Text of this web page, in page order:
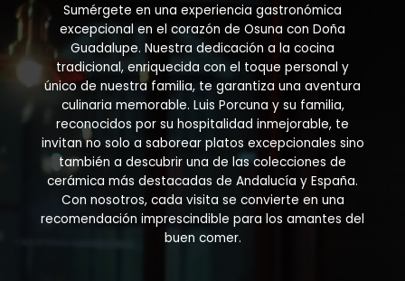
Sumérgete en una experiencia gastronómica
excepcional en el corazón de Osuna con Doña
Guadalupe. Nuestra dedicación a la cocina
tradicional, enriquecida con el toque personal y
único de nuestra familia, te garantiza una aventura
culinaria memorable. Luis Porcuna y su familia,
reconocidos por su hospitalidad inmejorable, te
invitan no solo a saborear platos excepcionales sino
también a descubrir una de las colecciones de
cerámica más destacadas de Andalucía y España.
Con nosotros, cada visita se convierte en una
recomendación imprescindible para los amantes del
buen comer.